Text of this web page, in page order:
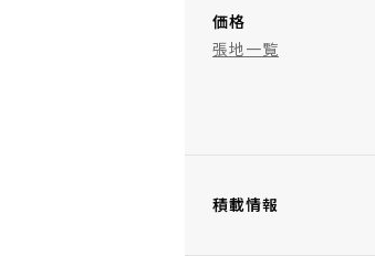
価格
張地一覧
積載情報